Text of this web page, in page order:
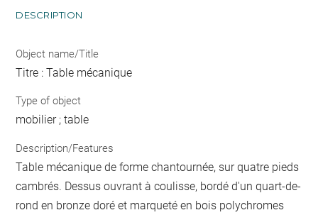
DESCRIPTION
Object name/Title
Titre : Table mécanique
Type of object
mobilier ; table
Description/Features
Table mécanique de forme chantournée, sur quatre pieds
cambrés. Dessus ouvrant à coulisse, bordé d'un quart-de-
rond en bronze doré et marqueté en bois polychromes